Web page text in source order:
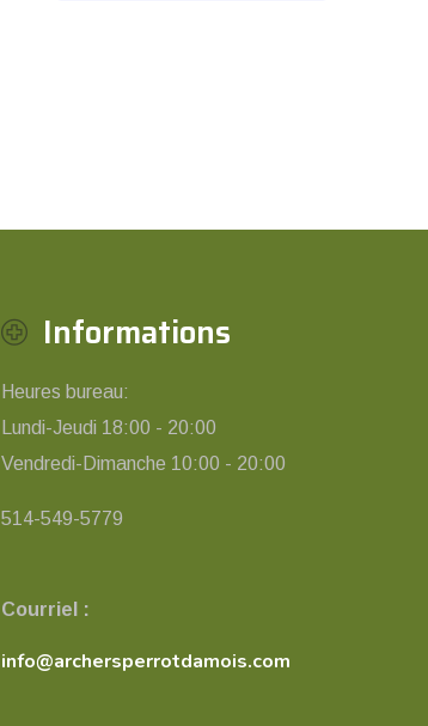
Informations
Heures bureau:
Lundi-Jeudi 18:00 - 20:00
Vendredi-Dimanche 10:00 - 20:00
514-549-5779
Courriel :
info@archersperrotdamois.com